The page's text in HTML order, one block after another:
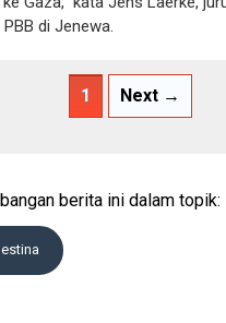
di Jenewa.
1 Next →
berita ini dalam topik: